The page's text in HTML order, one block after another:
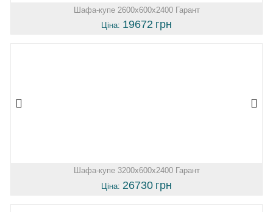
Шафа-купе 2600х600х2400 Гарант
Ціна: 19672 грн
Шафа-купе 3200х600х2400 Гарант
Ціна: 26730 грн